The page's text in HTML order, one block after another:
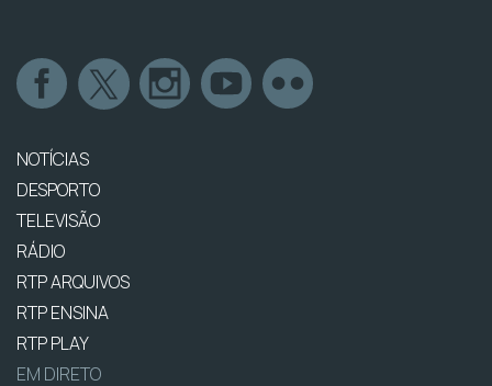
NOTÍCIAS
DESPORTO
TELEVISÃO
RÁDIO
RTP ARQUIVOS
RTP ENSINA
RTP PLAY
EM DIRETO